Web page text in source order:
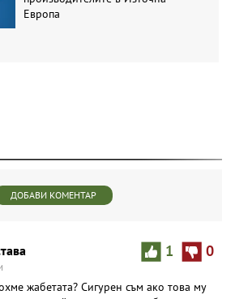
Европа
ДОБАВИ КОМЕНТАР
1 0
жабетата? Сигурен съм ако това му